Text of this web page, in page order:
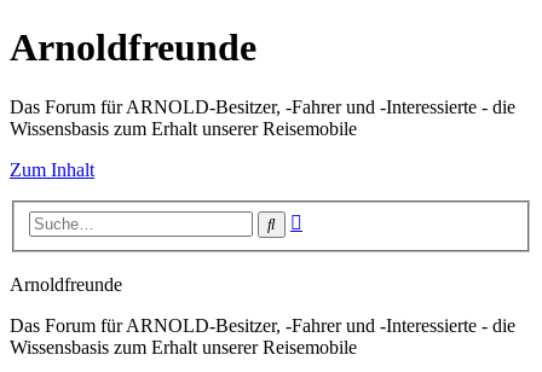
Arnoldfreunde
Das Forum für ARNOLD-Besitzer, -Fahrer und -Interessierte - die
Wissensbasis zum Erhalt unserer Reisemobile
Zum Inhalt
Suche
Arnoldfreunde
Das Forum für ARNOLD-Besitzer, -Fahrer und -Interessierte - die
Wissensbasis zum Erhalt unserer Reisemobile